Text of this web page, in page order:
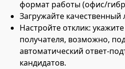
формат работы (офис/
Загружайте
Настройте отклик:
получателя, возможно,
автоматический ответ-
кандидатов.